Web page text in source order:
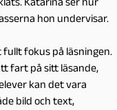
hon undervisar.
fokus på läsningen.
fart på sitt läsande,
kan det vara
bild och text,